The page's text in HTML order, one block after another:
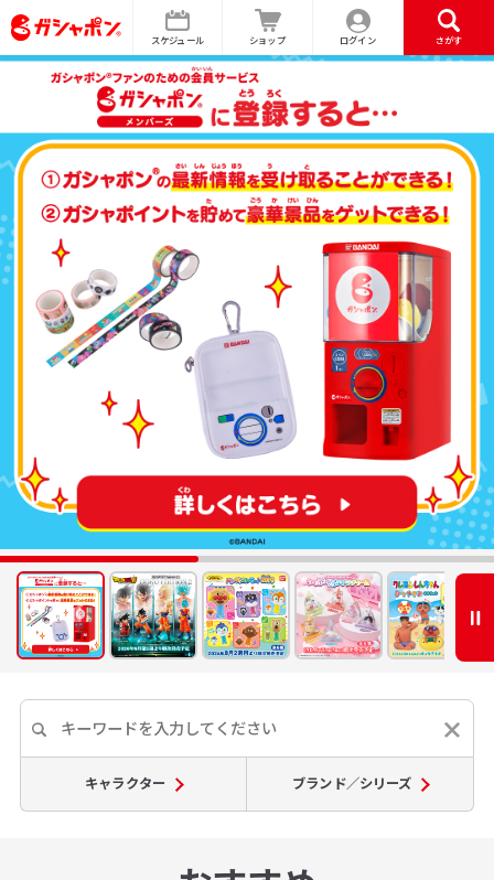
スケジュール ショップ ログイン さがす
キャラクター ブランド／シリーズ